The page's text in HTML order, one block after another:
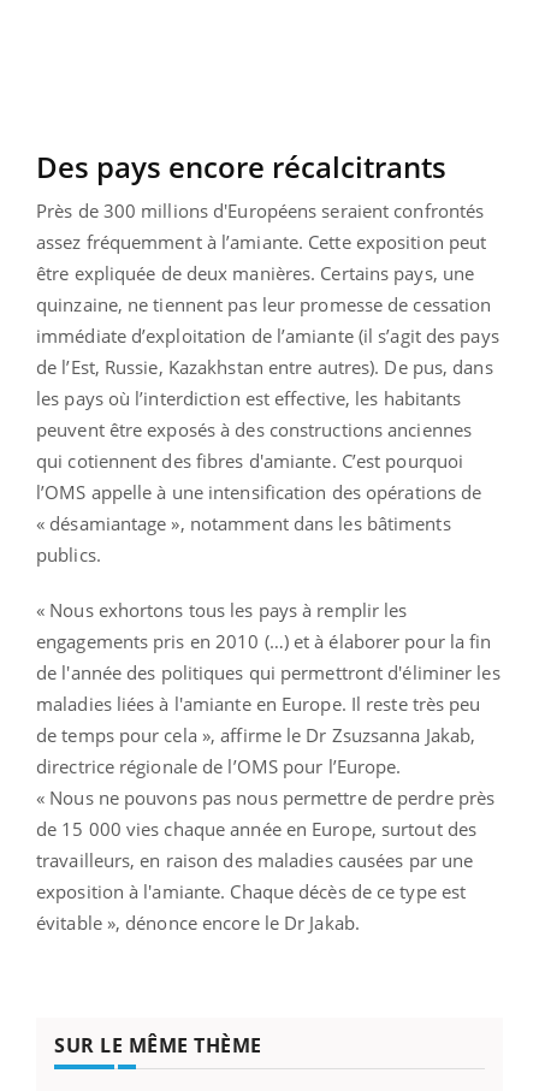
Des pays encore récalcitrants
Près de 300 millions d'Européens seraient confrontés
assez fréquemment à l’amiante. Cette exposition peut
être expliquée de deux manières. Certains pays, une
quinzaine, ne tiennent pas leur promesse de cessation
immédiate d’exploitation de l’amiante (il s’agit des pays
de l’Est, Russie, Kazakhstan entre autres). De pus, dans
les pays où l’interdiction est effective, les habitants
peuvent être exposés à des constructions anciennes
qui cotiennent des fibres d'amiante. C’est pourquoi
l’OMS appelle à une intensification des opérations de
« désamiantage », notamment dans les bâtiments
publics.
« Nous exhortons tous les pays à remplir les
engagements pris en 2010 (…) et à élaborer pour la fin
de l'année des politiques qui permettront d'éliminer les
maladies liées à l'amiante en Europe. Il reste très peu
de temps pour cela », affirme le Dr Zsuzsanna Jakab,
directrice régionale de l’OMS pour l’Europe.
« Nous ne pouvons pas nous permettre de perdre près
de 15 000 vies chaque année en Europe, surtout des
travailleurs, en raison des maladies causées par une
exposition à l'amiante. Chaque décès de ce type est
évitable », dénonce encore le Dr Jakab.
SUR LE MÊME THÈME